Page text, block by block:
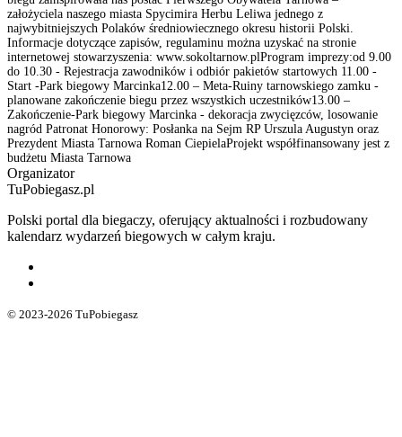
założyciela naszego miasta Spycimira Herbu Leliwa jednego z
najwybitniejszych Polaków średniowiecznego okresu historii Polski.
Informacje dotyczące zapisów, regulaminu można uzyskać na stronie
internetowej stowarzyszenia: www.sokoltarnow.plProgram imprezy:od 9.00
do 10.30 - Rejestracja zawodników i odbiór pakietów startowych 11.00 -
Start -Park biegowy Marcinka12.00 – Meta-Ruiny tarnowskiego zamku -
planowane zakończenie biegu przez wszystkich uczestników13.00 –
Zakończenie-Park biegowy Marcinka - dekoracja zwycięzców, losowanie
nagród Patronat Honorowy: Posłanka na Sejm RP Urszula Augustyn oraz
Prezydent Miasta Tarnowa Roman CiepielaProjekt współfinansowany jest z
budżetu Miasta Tarnowa
Organizator
TuPobiegasz.pl
Polski portal dla biegaczy, oferujący aktualności i rozbudowany
kalendarz wydarzeń biegowych w całym kraju.
© 2023-2026 TuPobiegasz